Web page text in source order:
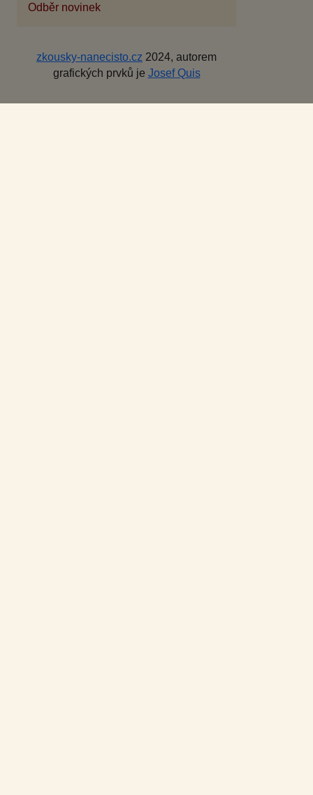
Odběr novinek
zkousky-nanecisto.cz 2024, autorem
grafických prvků je Josef Quis